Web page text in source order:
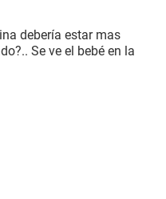
debería estar mas
Se ve el bebé en la